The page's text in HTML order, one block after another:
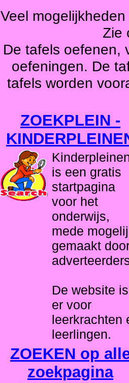
Veel
Zie
De tafels oefenen,
oefeningen. De
tafels worden
ZOEKPLEIN -
is een gratis
startpagina
voor het
onderwijs,
mede
gemaakt
De website is
er voor
leerkrachten
leerlingen.
ZOEKEN op
zoekpagina